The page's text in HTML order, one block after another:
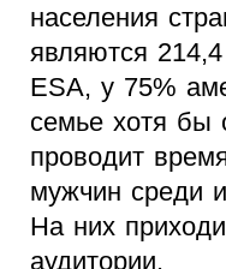
населения
являются
ESA, у 75%
семье хотя бы
проводит
мужчин среди
На них
аудитории.